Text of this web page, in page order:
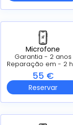
Microfone
Garantia - 2 anos
Reparação em - 2
55 €
Reservar